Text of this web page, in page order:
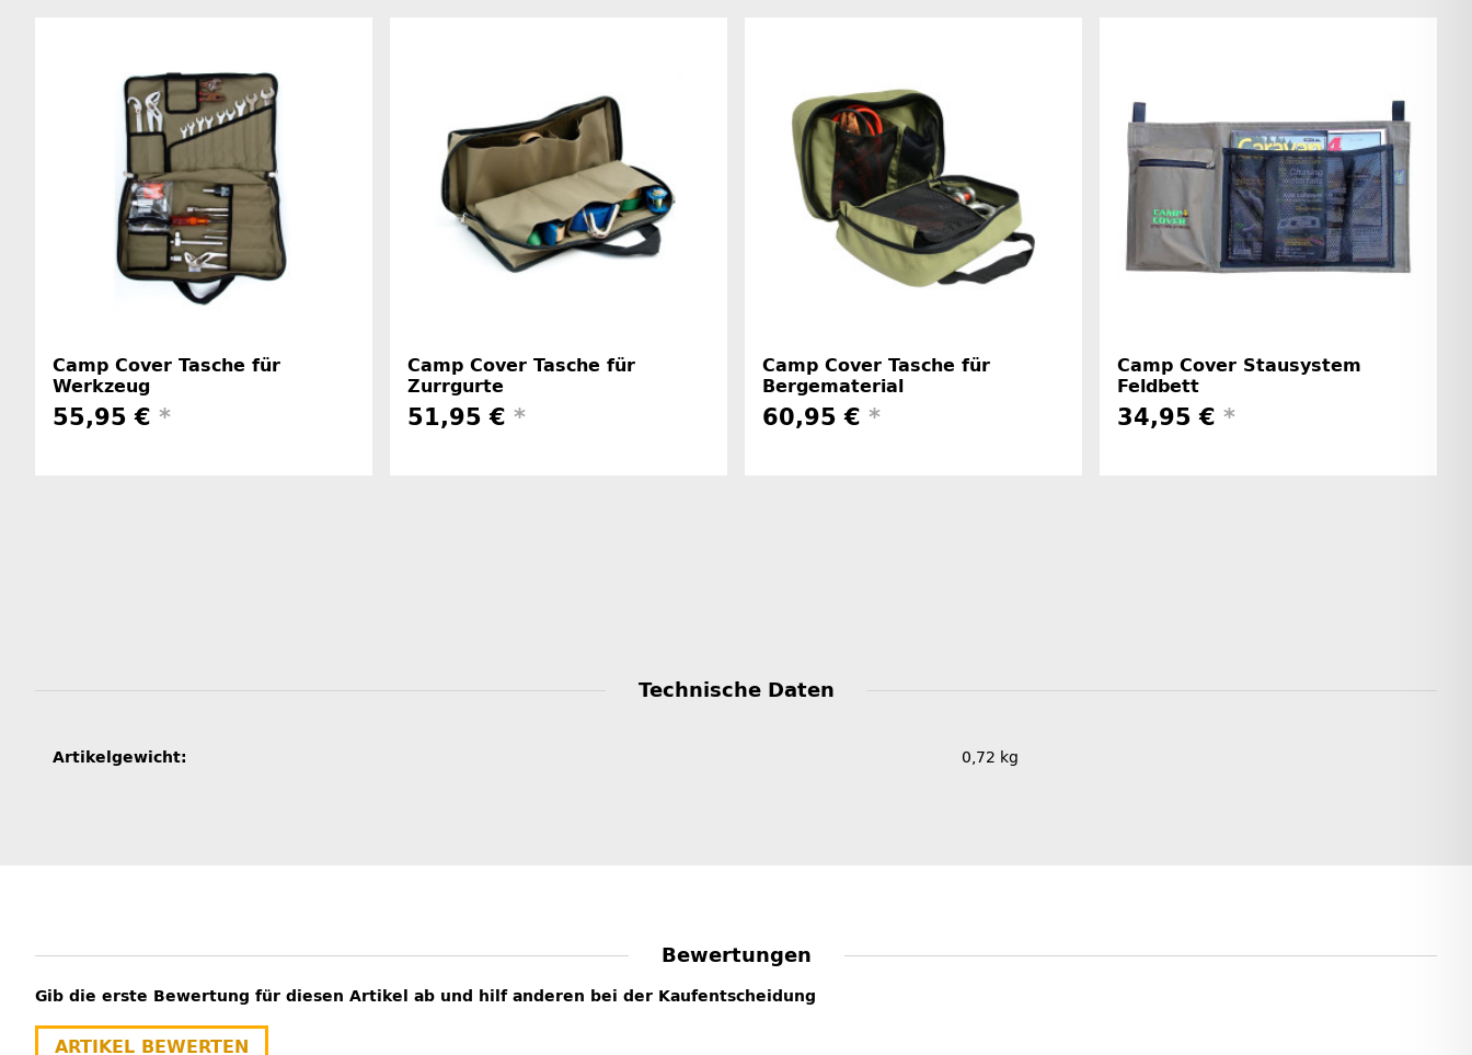
Camp Cover Tasche für
Werkzeug
55,95 € *
Camp Cover Tasche für
Zurrgurte
51,95 € *
Camp Cover Tasche für
Bergematerial
60,95 € *
Camp Cover Stausystem
Feldbett
34,95 € *
Technische Daten
Produkteigenschaft
Wert
Artikelgewicht: 0,72 kg
Bewertungen
Gib die erste Bewertung für diesen Artikel ab und hilf anderen bei der Kaufentscheidung
ARTIKEL BEWERTEN